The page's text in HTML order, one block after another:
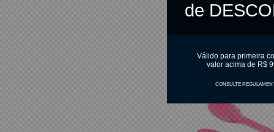
de
Válido para primeira
valor acima de R$
CONSULTE